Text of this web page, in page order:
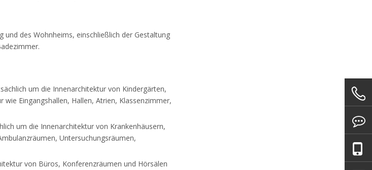
des Wohnheims, einschließlich der Gestaltung
um die Innenarchitektur von Kindergärten,
Eingangshallen, Hallen, Atrien, Klassenzimmer,
um die Innenarchitektur von Krankenhäusern,
Untersuchungsräumen,
von Büros, Konferenzräumen und Hörsälen